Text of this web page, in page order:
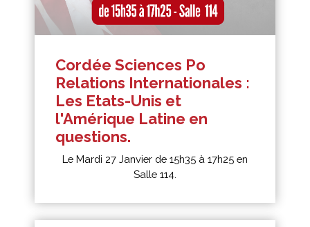
Cordée Sciences Po
Relations Internationales :
Les Etats-Unis et
l'Amérique Latine en
questions.
Le Mardi 27 Janvier de 15h35 à 17h25 en
Salle 114.